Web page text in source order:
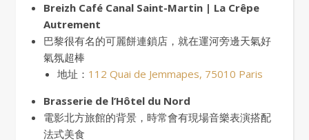
Breizh Café Canal Saint-Martin | La Crêpe
Autrement
巴黎很有名的可麗餅連鎖店，就在運河旁邊天氣好
氣氛超棒
地址： 112 Quai de Jemmapes, 75010 Paris
Brasserie de l’Hôtel du Nord
電影北方旅館的背景，時常會有現場音樂表演搭配
法式美食